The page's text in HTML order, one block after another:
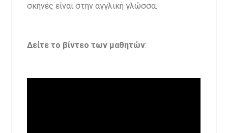
σκηνές είναι στην αγγλική γλώσσα.
Δείτε το βίντεο των μαθητών: